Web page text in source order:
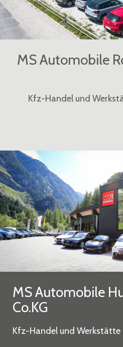
MS Automobile
Kfz-Handel und
MS Automobile
Co.KG
Kfz-Handel und